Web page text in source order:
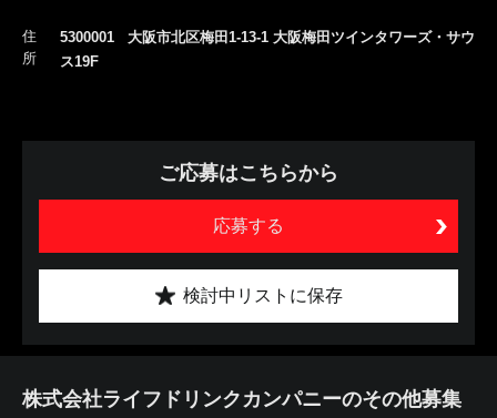
住
所
5300001 大阪市北区梅田1-13-1 大阪梅田ツインタワーズ・サウ
ス19F
ご応募はこちらから
応募する
検討中リストに保存
株式会社ライフドリンクカンパニーのその他募集